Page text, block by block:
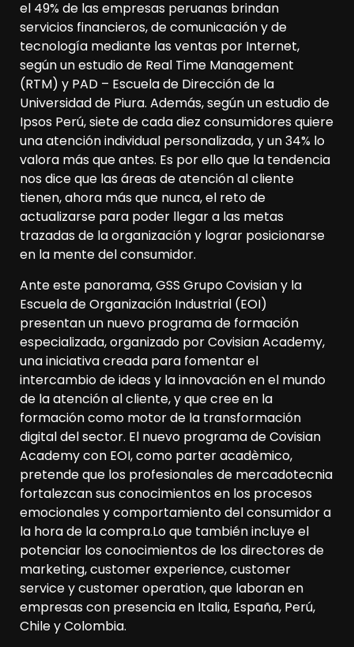
el 49% de las empresas peruanas brindan
servicios financieros, de comunicación y de
tecnología mediante las ventas por Internet,
según un estudio de Real Time Management
(RTM) y PAD – Escuela de Dirección de la
Universidad de Piura. Además, según un estudio de
Ipsos Perú, siete de cada diez consumidores quiere
una atención individual personalizada, y un 34% lo
valora más que antes. Es por ello que la tendencia
nos dice que las áreas de atención al cliente
tienen, ahora más que nunca, el reto de
actualizarse para poder llegar a las metas
trazadas de la organización y lograr posicionarse
en la mente del consumidor.
Ante este panorama, GSS Grupo Covisian y la
Escuela de Organización Industrial (EOI)
presentan un nuevo programa de formación
especializada, organizado por Covisian Academy,
una iniciativa creada para fomentar el
intercambio de ideas y la innovación en el mundo
de la atención al cliente, y que cree en la
formación como motor de la transformación
digital del sector. El nuevo programa de Covisian
Academy con EOI, como parter acadèmico,
pretende que los profesionales de mercadotecnia
fortalezcan sus conocimientos en los procesos
emocionales y comportamiento del consumidor a
la hora de la compra.Lo que también incluye el
potenciar los conocimientos de los directores de
marketing, customer experience, customer
service y customer operation, que laboran en
empresas con presencia en Italia, España, Perú,
Chile y Colombia.